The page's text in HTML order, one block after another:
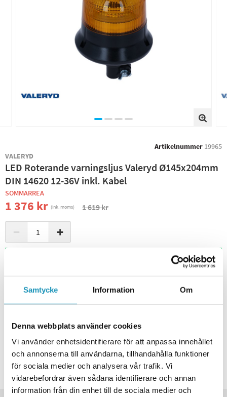
Samtycke Information Om
Denna webbplats använder cookies
Vi använder enhetsidentifierare för att anpassa innehållet
och annonserna till användarna, tillhandahålla funktioner
för sociala medier och analysera vår trafik. Vi
vidarebefordrar även sådana identifierare och annan
information från din enhet till de sociala medier och
Artikelnummer 19965
VALERYD
LED Roterande varningsljus Valeryd Ø145x204mm
DIN 14620 12-36V inkl. Kabel
SOMMARREA
1 376 kr (ink. moms) 1 619 kr
− +
Skickas inom 4-6 Arbetsdagar
Lägsta pris de senaste 30-dagarna:1 376 kr
Leverans- & Returinformation
Spara produkt
Frågor om produkten?